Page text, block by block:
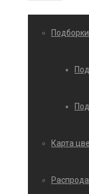
Подборки
Карта